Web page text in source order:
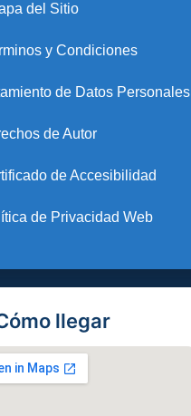
del Sitio
y Condiciones
de Datos Personales
de Autor
de Accesibilidad
de Privacidad Web
llegar